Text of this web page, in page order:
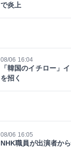
で炎上
08/06 16:04
「韓国のイチロー」
を招く
08/06 16:05
NHK職員が出演者か